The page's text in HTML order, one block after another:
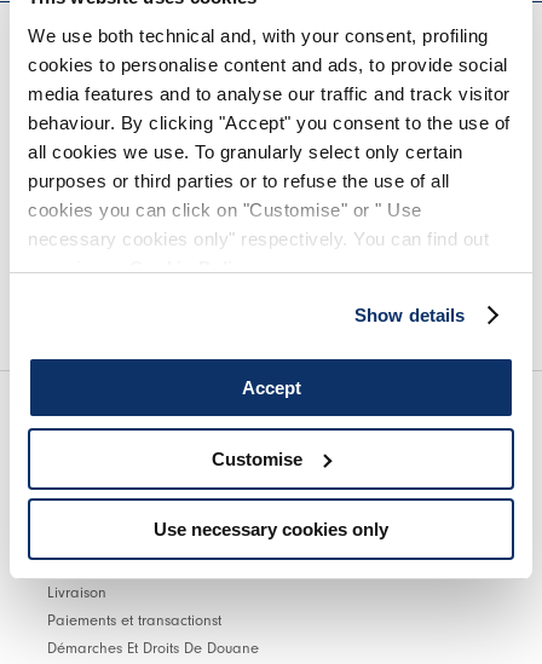
We use both technical and, with your consent, profiling
cookies to personalise content and ads, to provide social
media features and to analyse our traffic and track visitor
behaviour. By clicking "Accept" you consent to the use of
all cookies we use. To granularly select only certain
purposes or third parties or to refuse the use of all
cookies you can click on "Customise" or " Use
necessary cookies only" respectively. You can find out
more in ourCookie Policy.
Show details
Accept
Customise
Use necessary cookies only
S'INSCRIRE À NOTRE BULLETIN D'INFORMATION
Vous êtes invité à lire notre politique de confidentialité dans son intégralité.
Livraison
Paiements et transactionst
Démarches Et Droits De Douane